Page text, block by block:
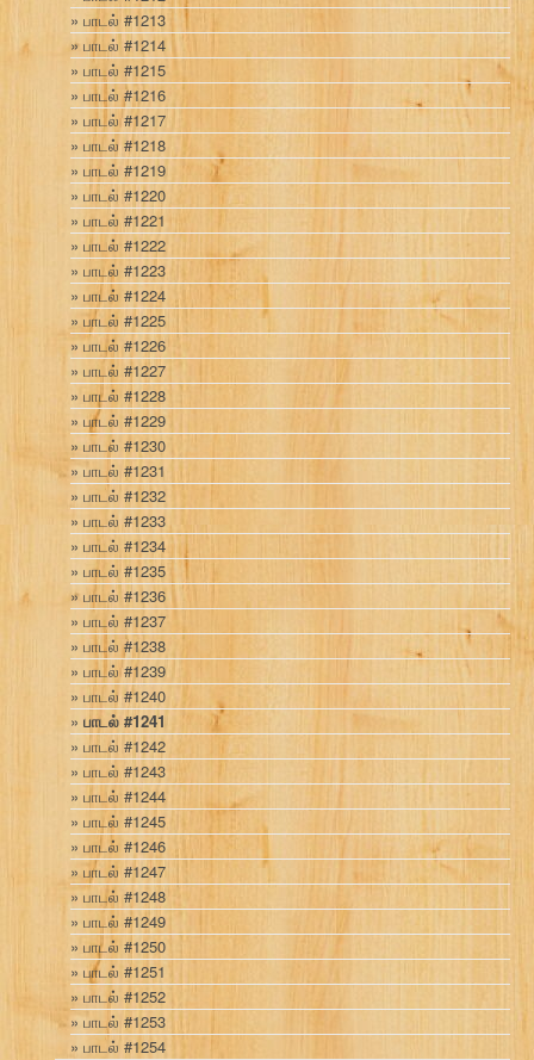
பாடல் #1213
பாடல் #1214
பாடல் #1215
பாடல் #1216
பாடல் #1217
பாடல் #1218
பாடல் #1219
பாடல் #1220
பாடல் #1221
பாடல் #1222
பாடல் #1223
பாடல் #1224
பாடல் #1225
பாடல் #1226
பாடல் #1227
பாடல் #1228
பாடல் #1229
பாடல் #1230
பாடல் #1231
பாடல் #1232
பாடல் #1233
பாடல் #1234
பாடல் #1235
பாடல் #1236
பாடல் #1237
பாடல் #1238
பாடல் #1239
பாடல் #1240
பாடல் #1241
பாடல் #1242
பாடல் #1243
பாடல் #1244
பாடல் #1245
பாடல் #1246
பாடல் #1247
பாடல் #1248
பாடல் #1249
பாடல் #1250
பாடல் #1251
பாடல் #1252
பாடல் #1253
பாடல் #1254